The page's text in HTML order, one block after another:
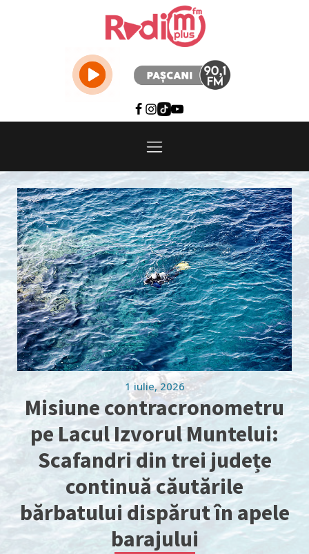
1 iulie, 2026
Misiune contracronometru
pe Lacul Izvorul Muntelui:
Scafandri din trei județe
continuă căutările
bărbatului dispărut în apele
barajului